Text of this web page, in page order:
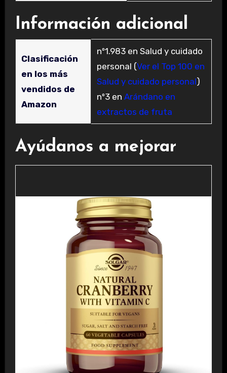
Información adicional
Clasificación
en los más
vendidos de
Amazon
nº1.983 en Salud y cuidado
personal (Ver el Top 100 en
Salud y cuidado personal)
nº3 en Arándano en
extractos de fruta
Ayúdanos a mejorar